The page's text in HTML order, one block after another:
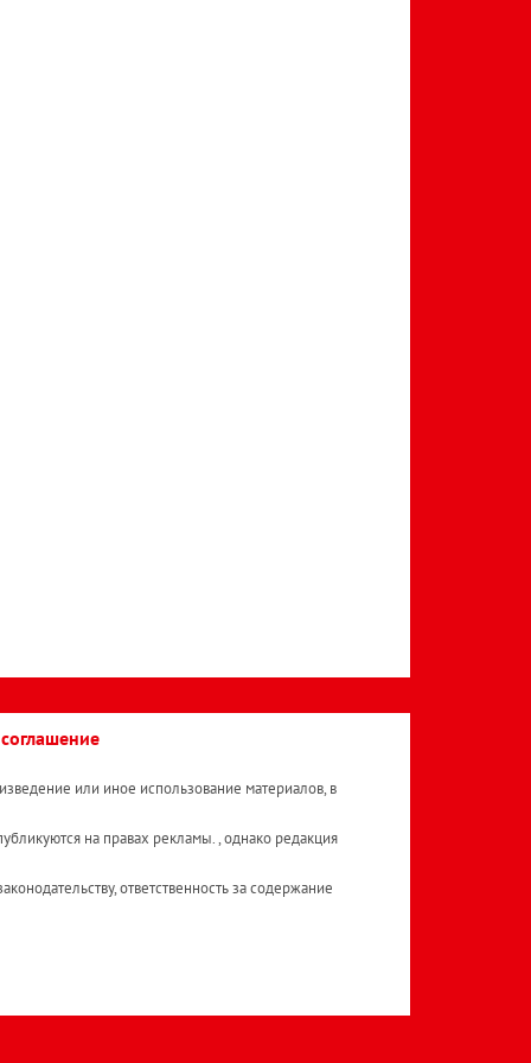
или иное использование материалов, в
на правах рекламы. , однако редакция
ответственность за содержание